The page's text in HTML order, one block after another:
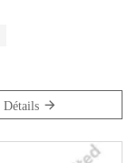
Détails